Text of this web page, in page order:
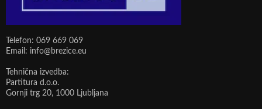
Telefon: 069 669 069
Email: info@brezice.eu
Tehnična izvedba:
Partitura d.o.o.
Gornji trg 20, 1000 Ljubljana